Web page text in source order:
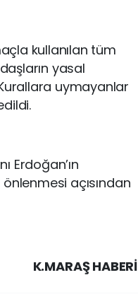
kullanılan tüm
yasal
uymayanlar
Erdoğan’ın
açısından
K.MARAŞ HABERİ